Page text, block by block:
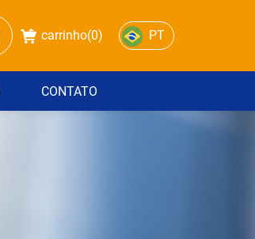
carrinho(0) PT
CONTATO